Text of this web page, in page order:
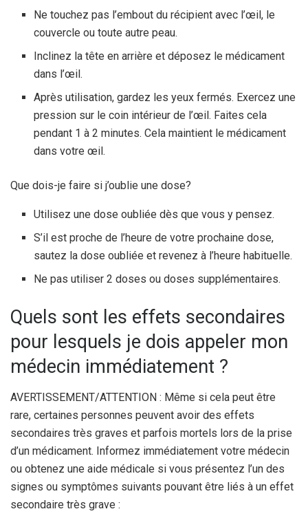
Ne touchez pas l’embout du récipient avec l’œil, le
couvercle ou toute autre peau.
Inclinez la tête en arrière et déposez le médicament
dans l’œil.
Après utilisation, gardez les yeux fermés. Exercez une
pression sur le coin intérieur de l’œil. Faites cela
pendant 1 à 2 minutes. Cela maintient le médicament
dans votre œil.
Que dois-je faire si j’oublie une dose?
Utilisez une dose oubliée dès que vous y pensez.
S’il est proche de l’heure de votre prochaine dose,
sautez la dose oubliée et revenez à l’heure habituelle.
Ne pas utiliser 2 doses ou doses supplémentaires.
Quels sont les effets secondaires
pour lesquels je dois appeler mon
médecin immédiatement ?
AVERTISSEMENT/ATTENTION : Même si cela peut être
rare, certaines personnes peuvent avoir des effets
secondaires très graves et parfois mortels lors de la prise
d’un médicament. Informez immédiatement votre médecin
ou obtenez une aide médicale si vous présentez l’un des
signes ou symptômes suivants pouvant être liés à un effet
secondaire très grave :